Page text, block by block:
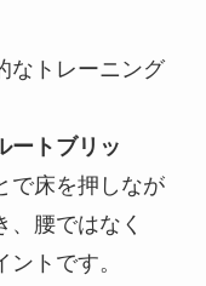
なトレーニング
ートブリッ
で床を押しなが
、腰ではなく
トです。